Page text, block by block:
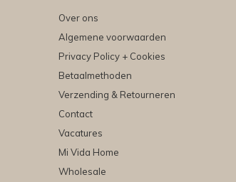
Over ons
Algemene voorwaarden
Privacy Policy + Cookies
Betaalmethoden
Verzending & Retourneren
Contact
Vacatures
Mi Vida Home
Wholesale